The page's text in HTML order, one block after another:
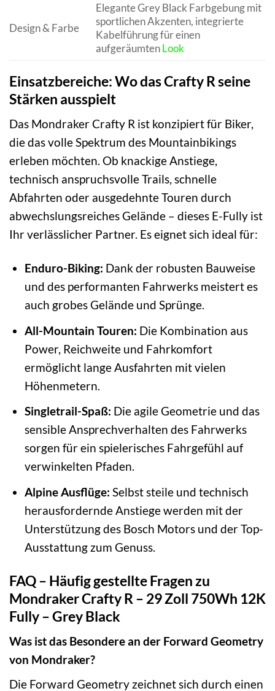
Design & Farbe
Elegante Grey Black Farbgebung mit
sportlichen Akzenten, integrierte
Kabelführung für einen
aufgeräumtenLook
Einsatzbereiche: Wo das Crafty R seine
Stärken ausspielt
Das Mondraker Crafty R ist konzipiert für Biker,
die das volle Spektrum des Mountainbikings
erleben möchten. Ob knackige Anstiege,
technisch anspruchsvolle Trails, schnelle
Abfahrten oder ausgedehnte Touren durch
abwechslungsreiches Gelände – dieses E-Fully ist
Ihr verlässlicher Partner. Es eignet sich ideal für:
Enduro-Biking: Dank der robusten Bauweise
und des performanten Fahrwerks meistert es
auch grobes Gelände und Sprünge.
All-Mountain Touren: Die Kombination aus
Power, Reichweite und Fahrkomfort
ermöglicht lange Ausfahrten mit vielen
Höhenmetern.
Singletrail-Spaß: Die agile Geometrie und das
sensible Ansprechverhalten des Fahrwerks
sorgen für ein spielerisches Fahrgefühl auf
verwinkelten Pfaden.
Alpine Ausflüge: Selbst steile und technisch
herausfordernde Anstiege werden mit der
Unterstützung des Bosch Motors und der Top-
Ausstattung zum Genuss.
FAQ – Häufig gestellte Fragen zu
Mondraker Crafty R – 29 Zoll 750Wh 12K
Fully – Grey Black
Was ist das Besondere an der Forward Geometry
von Mondraker?
Die Forward Geometry zeichnet sich durch einen